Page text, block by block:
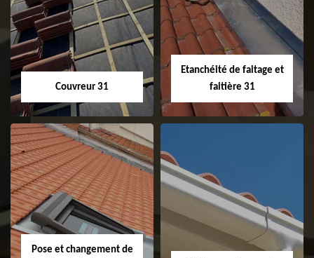
Couvreur 31
Couvreur 31
Etanchéité de faitage et
faitière 31
Etanchéité de
faitage et faitière
31
Pose et changement de